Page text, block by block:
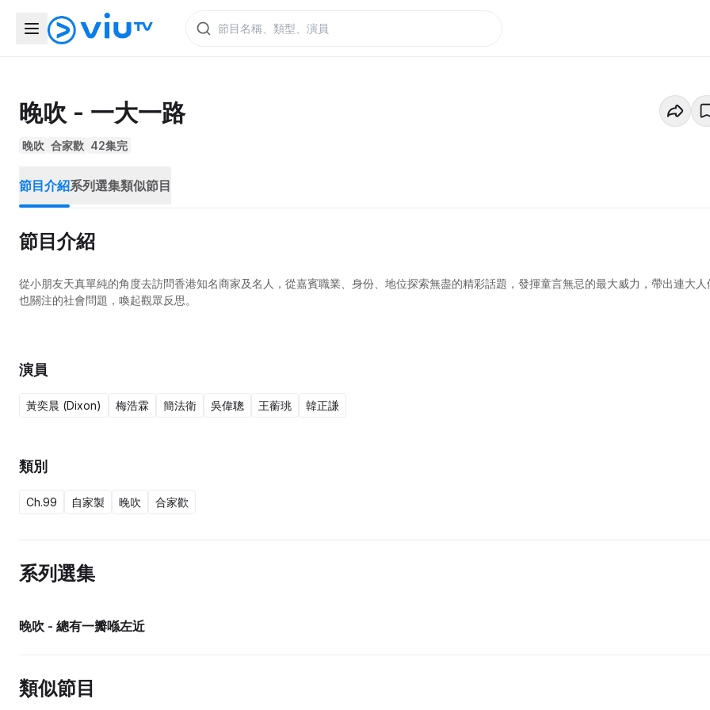
晚吹 - 一大一路
晚吹 合家歡 42集完
節目介紹系列選集類似節目
節目介紹
從小朋友天真單純的角度去訪問香港知名商家及名人，從嘉賓職業、身份、地位探索無盡的精彩話題，發揮童言無忌的最大威力，帶出連大人
也關注的社會問題，喚起觀眾反思。
演員
黃奕晨 (Dixon) 梅浩霖 簡法衛 吳偉聰 王蘅珧 韓正謙
類別
Ch.99 自家製 晚吹 合家歡
系列選集
晚吹 - 總有一瓣喺左近
類似節目